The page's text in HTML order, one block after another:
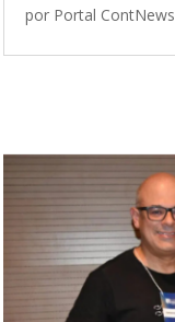
por Portal ContNews